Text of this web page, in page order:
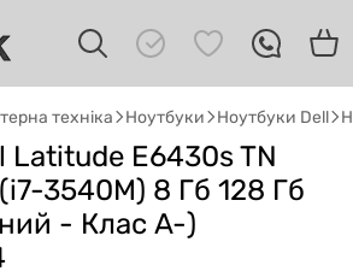
техніка Ноутбуки Ноутбуки Dell
Latitude E6430s TN
3540M) 8 Гб 128 Гб
- Клас A-)
техніки
AI — допоможу
комп'ютерну техніку.